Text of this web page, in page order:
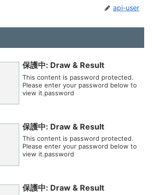
api-user
保護中: Draw & Result
This content is password protected.
Please enter your password below to
view it.password
保護中: Draw & Result
This content is password protected.
Please enter your password below to
view it.password
保護中: Draw & Result